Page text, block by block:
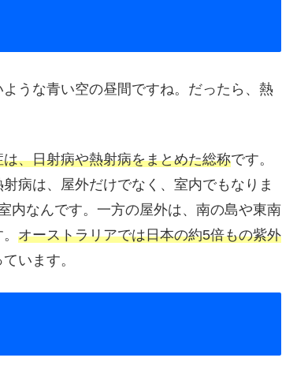
うな青い空の昼間ですね。だったら、熱
は、日射病や熱射病をまとめた総称です。
病は、屋外だけでなく、室内でもなりま
内なんです。一方の屋外は、南の島や東南
オーストラリアでは日本の約5倍もの紫外
います。